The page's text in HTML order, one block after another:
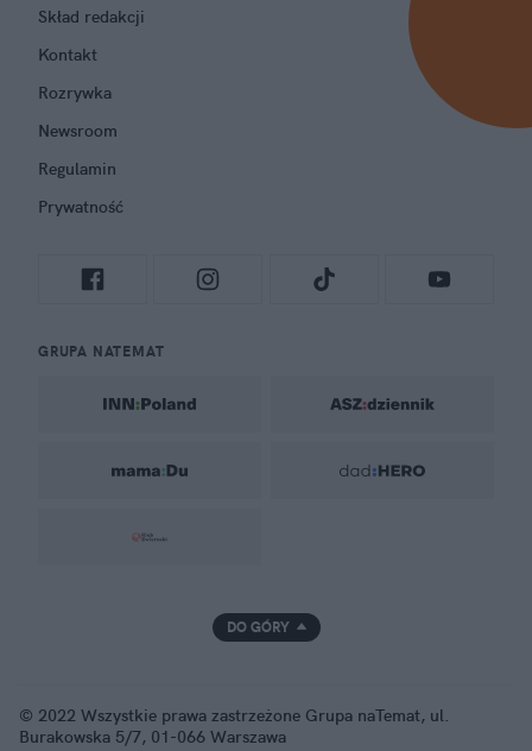
Skład redakcji
Kontakt
Rozrywka
Newsroom
Regulamin
Prywatność
GRUPA NATEMAT
DO GÓRY
© 2022 Wszystkie prawa zastrzeżone Grupa naTemat, ul.
Burakowska 5/7, 01-066 Warszawa